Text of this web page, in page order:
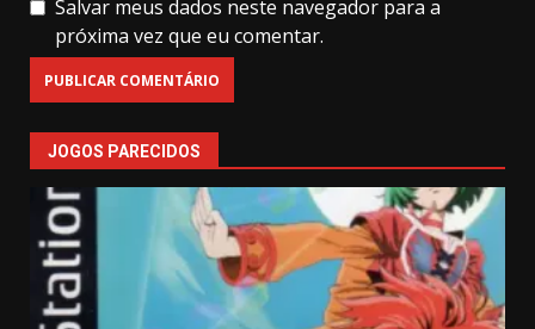
Salvar meus dados neste navegador para a
próxima vez que eu comentar.
JOGOS PARECIDOS